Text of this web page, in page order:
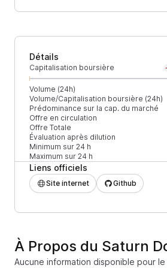
Détails
Capitalisation boursière
Volume (24h)
Volume/Capitalisation boursière (24h)
Prédominance sur la cap. du marché
Offre en circulation
Offre Totale
Évaluation après dilution
Minimum sur 24 h
Maximum sur 24 h
Liens officiels
Site internet Github
À Propos du Saturn
Aucune information disponible pour le